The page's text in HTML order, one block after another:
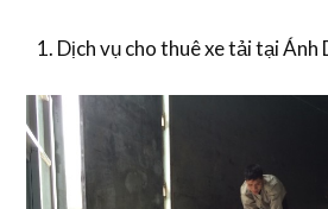
Dịch vụ cho thuê xe tải tại Ánh